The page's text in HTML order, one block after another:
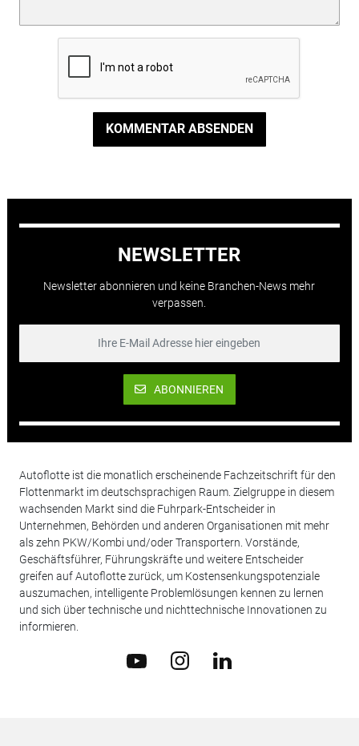
KOMMENTAR ABSENDEN
NEWSLETTER
Newsletter abonnieren und keine Branchen-News mehr
verpassen.
ABONNIEREN
Autoflotte ist die monatlich erscheinende Fachzeitschrift für den
Flottenmarkt im deutschsprachigen Raum. Zielgruppe in diesem
wachsenden Markt sind die Fuhrpark-Entscheider in
Unternehmen, Behörden und anderen Organisationen mit mehr
als zehn PKW/Kombi und/oder Transportern. Vorstände,
Geschäftsführer, Führungskräfte und weitere Entscheider
greifen auf Autoflotte zurück, um Kostensenkungspotenziale
auszumachen, intelligente Problemlösungen kennen zu lernen
und sich über technische und nichttechnische Innovationen zu
informieren.